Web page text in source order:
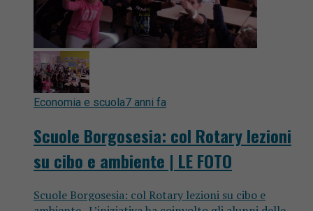
Economia e scuola7 anni fa
Scuole Borgosesia: col Rotary lezioni
su cibo e ambiente | LE FOTO
Scuole Borgosesia: col Rotary lezioni su cibo e